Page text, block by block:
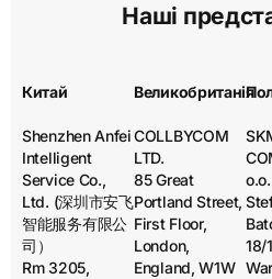
Наші
Китай
Shenzhen Anfei
Intelligent
Service Co.,
Ltd. (深圳市安飞
智能服务有限公
司）
Rm 3205,
Великобританія
COLLBYCOM
LTD.
85 Great
Portland Street,
First Floor,
London,
England, W1W
o.o.
18/